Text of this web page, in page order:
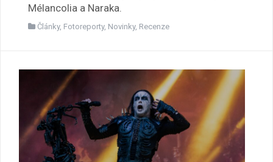
Mélancolia a Naraka.
Články, Fotoreporty, Novinky, Recenze